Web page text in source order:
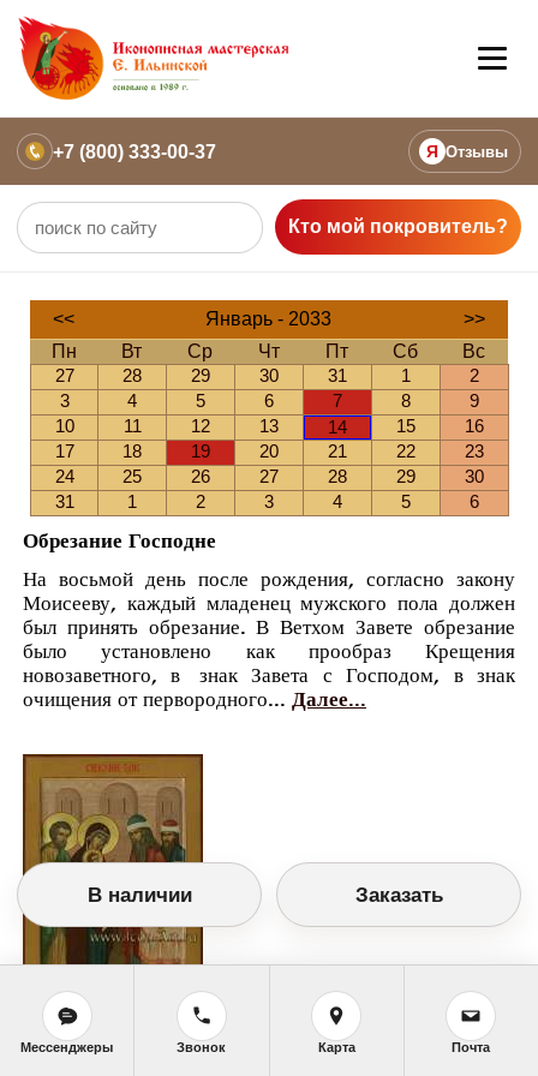
+7 (800) 333-00-37 Я Отзывы
Кто мой покровитель?
<< Январь - 2033
>>
Пн
Вт Ср Чт Пт Сб
Вс
27
28 29 30 31 1
2
3
4 5 6 7 8
9
10
11 12 13 14 15
16
17
18 19 20 21 22
23
24
25 26 27 28 29
30
31
1 2 3 4 5 6
Обрезание Господне
На восьмой день после рождения, согласно закону
Моисееву, каждый младенец мужского пола должен
был принять обрезание. В Ветхом Завете обрезание
было установлено как прообраз Крещения
новозаветного, в знак Завета с Господом, в знак
очищения от первородного... Далее...
Православный календарь
<<Пятница, 14 Января (1 Января по старому
В наличии Заказать
Мессенджеры Звонок Карта Почта